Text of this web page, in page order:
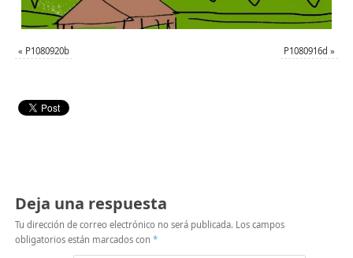
« P1080920b P1080916d »
Deja una respuesta
Tu dirección de correo electrónico no será publicada. Los campos
obligatorios están marcados con *